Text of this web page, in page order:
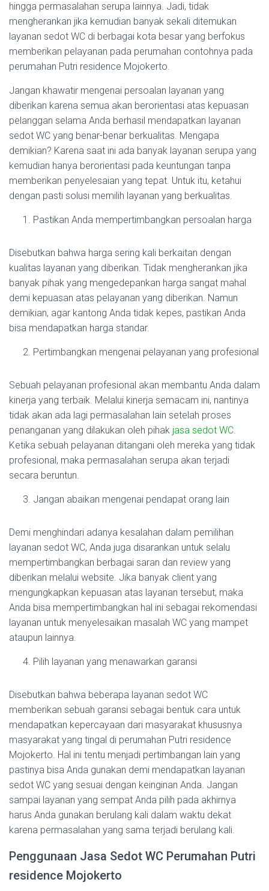
hingga permasalahan serupa lainnya. Jadi, tidak
mengherankan jika kemudian banyak sekali ditemukan
layanan sedot WC di berbagai kota besar yang berfokus
memberikan pelayanan pada perumahan contohnya pada
perumahan Putri residence Mojokerto.
Jangan khawatir mengenai persoalan layanan yang
diberikan karena semua akan berorientasi atas kepuasan
pelanggan selama Anda berhasil mendapatkan layanan
sedot WC yang benar-benar berkualitas. Mengapa
demikian? Karena saat ini ada banyak layanan serupa yang
kemudian hanya berorientasi pada keuntungan tanpa
memberikan penyelesaian yang tepat. Untuk itu, ketahui
dengan pasti solusi memilih layanan yang berkualitas.
Pastikan Anda mempertimbangkan persoalan harga
Disebutkan bahwa harga sering kali berkaitan dengan
kualitas layanan yang diberikan. Tidak mengherankan jika
banyak pihak yang mengedepankan harga sangat mahal
demi kepuasan atas pelayanan yang diberikan. Namun
demikian, agar kantong Anda tidak kepes, pastikan Anda
bisa mendapatkan harga standar.
Pertimbangkan mengenai pelayanan yang profesional
Sebuah pelayanan profesional akan membantu Anda dalam
kinerja yang terbaik. Melalui kinerja semacam ini, nantinya
tidak akan ada lagi permasalahan lain setelah proses
penanganan yang dilakukan oleh pihak jasa sedot WC.
Ketika sebuah pelayanan ditangani oleh mereka yang tidak
profesional, maka permasalahan serupa akan terjadi
secara beruntun.
Jangan abaikan mengenai pendapat orang lain
Demi menghindari adanya kesalahan dalam pemilihan
layanan sedot WC, Anda juga disarankan untuk selalu
mempertimbangkan berbagai saran dan review yang
diberikan melalui website. Jika banyak client yang
mengungkapkan kepuasan atas layanan tersebut, maka
Anda bisa mempertimbangkan hal ini sebagai rekomendasi
layanan untuk menyelesaikan masalah WC yang mampet
ataupun lainnya.
Pilih layanan yang menawarkan garansi
Disebutkan bahwa beberapa layanan sedot WC
memberikan sebuah garansi sebagai bentuk cara untuk
mendapatkan kepercayaan dari masyarakat khususnya
masyarakat yang tingal di perumahan Putri residence
Mojokerto. Hal ini tentu menjadi pertimbangan lain yang
pastinya bisa Anda gunakan demi mendapatkan layanan
sedot WC yang sesuai dengan keinginan Anda. Jangan
sampai layanan yang sempat Anda pilih pada akhirnya
harus Anda gunakan berulang kali dalam waktu dekat
karena permasalahan yang sama terjadi berulang kali.
Penggunaan Jasa Sedot WC Perumahan Putri
residence Mojokerto